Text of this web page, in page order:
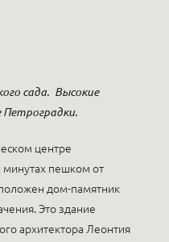
сада. Высокие
Петроградки.
центре
минутах пешком от
дом-памятник
Это здание
архитектора Леонтия